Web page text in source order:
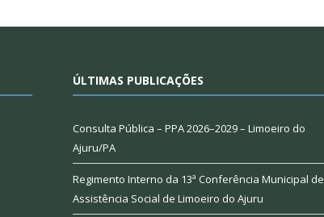
ÚLTIMAS PUBLICAÇÕES
Consulta Pública – PPA 2026–2029 – Limoeiro do
Ajuru/PA
Regimento Interno da 13ª Conferência Municipal de
Assistência Social de Limoeiro do Ajuru